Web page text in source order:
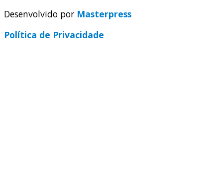
Desenvolvido por Masterpress
Política de Privacidade